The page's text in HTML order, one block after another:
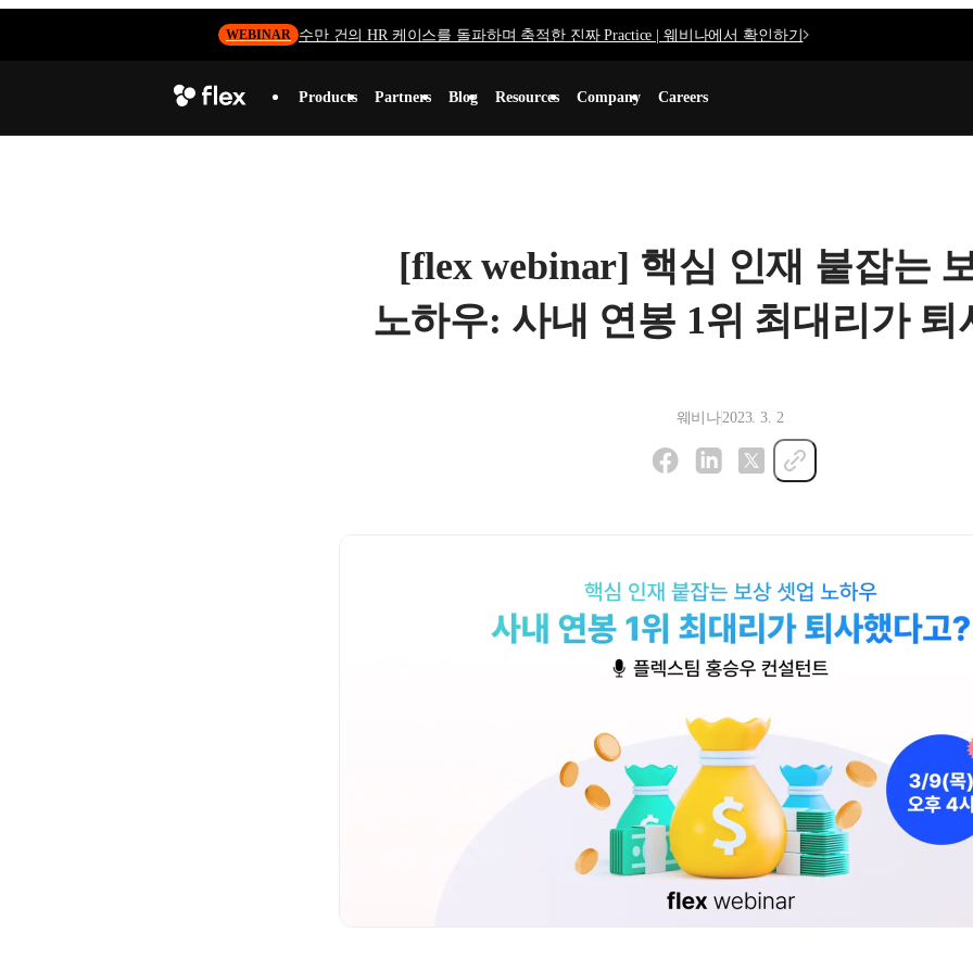
WEBINAR 수만 건의 HR 케이스를 돌파하며 축적한 진짜 Practice | 웨비나에서 확인하기
Products Partners Blog Resources Company Careers
[flex webinar] 핵심 인재 붙잡는
노하우: 사내 연봉 1위 최대리가 퇴
웨비나2023. 3. 2